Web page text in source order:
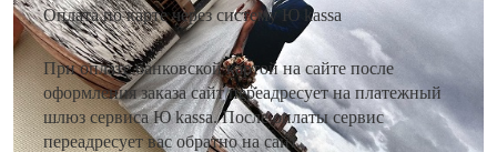
Оплата по карте через систему Ю kassa
При оплате банковской картой на сайте после
оформления заказа сайт переадресует на платежный
шлюз сервиса Ю kassa. После оплаты сервис
переадресует вас обратно на сайт.